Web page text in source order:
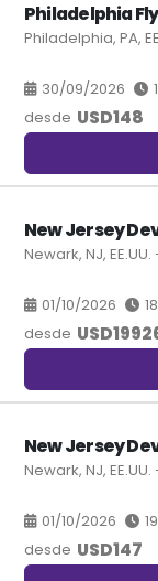
Philadelphia
Philadelphia, PA,
30/09/2026
desde USD148
New Jersey
Newark, NJ,
01/10/2026
desde USD
New Jersey
Newark, NJ,
01/10/2026
desde USD147